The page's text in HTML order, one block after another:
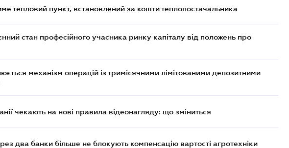
тепловий пункт, встановлений за кошти теплопостачальника
стан професійного учасника ринку капіталу від положень про
механізм операцій із тримісячними лімітованими депозитними
чекають на нові правила відеонагляду: що зміниться
два банки більше не блокують компенсацію вартості агротехніки